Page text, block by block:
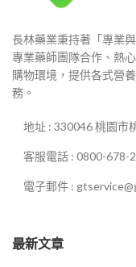
長林藥業秉持著「專業
專業藥師團隊合作、熱
購物環境，提供各式營
務。
地址 : 330046 桃園市
客服電話 : 0800-678-
電子郵件 :
最新文章